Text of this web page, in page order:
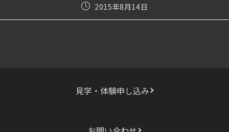
む
投
2015年8月14日
見学・体験申し込み